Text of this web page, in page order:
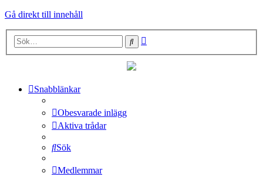
Gå direkt till innehåll
Sök
Snabblänkar
Obesvarade inlägg
Aktiva trådar
Sök
Medlemmar